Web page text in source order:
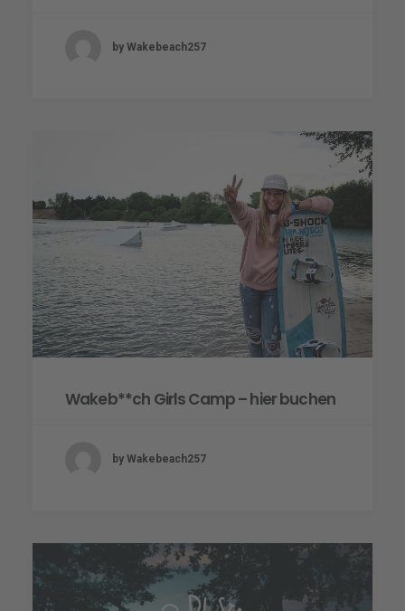
by Wakebeach257
Wakeb**ch Girls Camp – hier buchen
by Wakebeach257